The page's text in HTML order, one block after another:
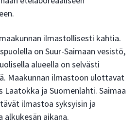
ilmastollisesti kahtia.
on Suur-Saimaan vesistö,
alueella on selvästi
Maakunnan ilmastoon ulottavat
Laatokka ja Suomenlahti. Saimaa
ilmastoa syksyisin ja
alkukesän aikana.